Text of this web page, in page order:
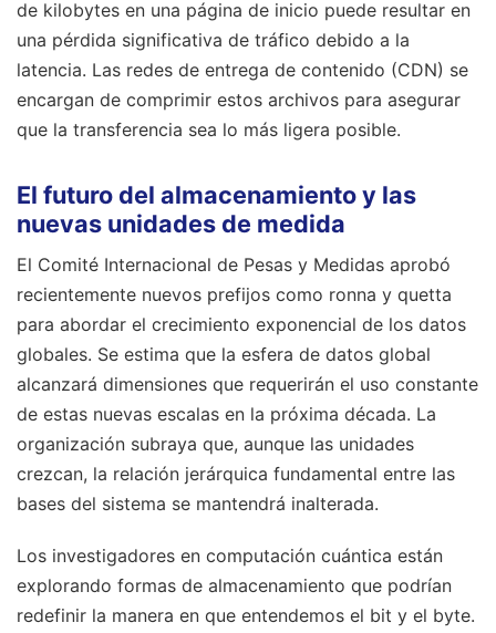
de kilobytes en una página de inicio puede resultar en
una pérdida significativa de tráfico debido a la
latencia. Las redes de entrega de contenido (CDN) se
encargan de comprimir estos archivos para asegurar
que la transferencia sea lo más ligera posible.
El futuro del almacenamiento y las
nuevas unidades de medida
El Comité Internacional de Pesas y Medidas aprobó
recientemente nuevos prefijos como ronna y quetta
para abordar el crecimiento exponencial de los datos
globales. Se estima que la esfera de datos global
alcanzará dimensiones que requerirán el uso constante
de estas nuevas escalas en la próxima década. La
organización subraya que, aunque las unidades
crezcan, la relación jerárquica fundamental entre las
bases del sistema se mantendrá inalterada.
Los investigadores en computación cuántica están
explorando formas de almacenamiento que podrían
redefinir la manera en que entendemos el bit y el byte.